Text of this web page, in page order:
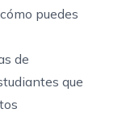
puedes
de
que